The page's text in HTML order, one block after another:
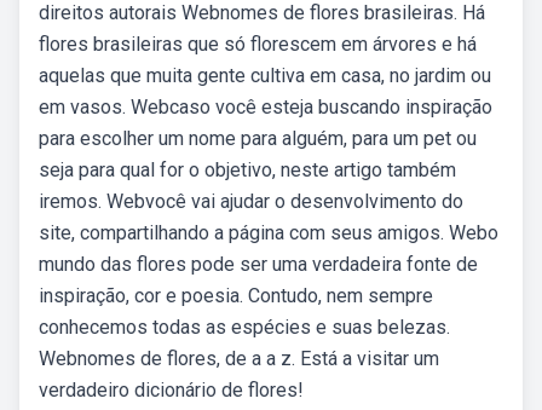
direitos autorais Webnomes de flores brasileiras. Há
flores brasileiras que só florescem em árvores e há
aquelas que muita gente cultiva em casa, no jardim ou
em vasos. Webcaso você esteja buscando inspiração
para escolher um nome para alguém, para um pet ou
seja para qual for o objetivo, neste artigo também
iremos. Webvocê vai ajudar o desenvolvimento do
site, compartilhando a página com seus amigos. Webo
mundo das flores pode ser uma verdadeira fonte de
inspiração, cor e poesia. Contudo, nem sempre
conhecemos todas as espécies e suas belezas.
Webnomes de flores, de a a z. Está a visitar um
verdadeiro dicionário de flores!